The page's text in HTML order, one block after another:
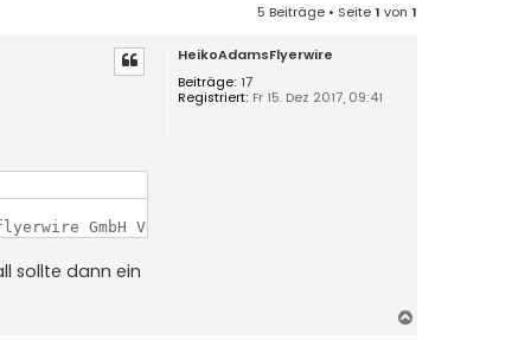
5 Beiträge • Seite1 von 1
HeikoAdamsFlyerwire
Beiträge: 17
Registriert: Fr 15. Dez 2017, 09:41
BACKUPSERVER	Not inserted because scan failed with code 67	Licensee: flyerwire
sollte dann ein